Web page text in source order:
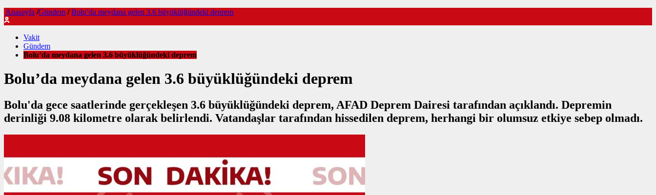
Anasayfa /Gündem / Bolu’da meydana gelen 3.6 büyüklüğündeki deprem
Vakit
Gündem
Bolu’da meydana gelen 3.6 büyüklüğündeki deprem
Bolu’da meydana gelen 3.6 büyüklüğündeki deprem
Bolu'da gece saatlerinde gerçekleşen 3.6 büyüklüğündeki deprem, AFAD Deprem Dairesi tarafından açıklandı. Depremin
derinliği 9.08 kilometre olarak belirlendi. Vatandaşlar tarafından hissedilen deprem, herhangi bir olumsuz etkiye sebep olmadı.